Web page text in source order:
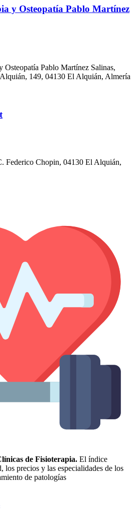
y Osteopatía Pablo Martínez
Osteopatía Pablo Martínez Salinas,
149, 04130 El Alquián, Almería
Federico Chopin, 04130 El Alquián,
de Fisioterapia. El índice
los precios y las especialidades de los
de patologías